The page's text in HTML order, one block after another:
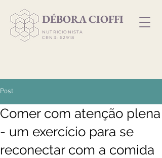
​DÉBORA CIOFFI
NUTRICIONISTA
CRN3: 62918
Post
Comer com atenção plena
- um exercício para se
reconectar com a comida